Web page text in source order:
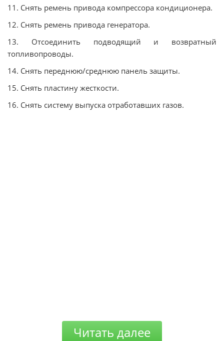
11. Снять ремень привода компрессора кондиционера.
12. Снять ремень привода генератора.
13. Отсоединить подводящий и возвратный
топливопроводы.
14. Снять переднюю/среднюю панель защиты.
15. Снять пластину жесткости.
16. Снять систему выпуска отработавших газов.
Читать далее